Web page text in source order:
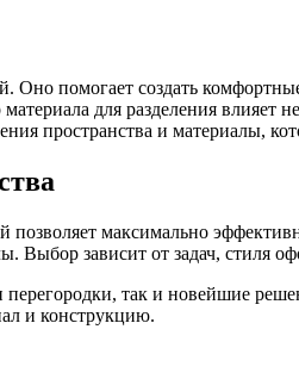
помогает создать
для разделения влияет
пространства и материалы,
максимально
Выбор зависит от задач, стиля
так и новейшие
и конструкцию.